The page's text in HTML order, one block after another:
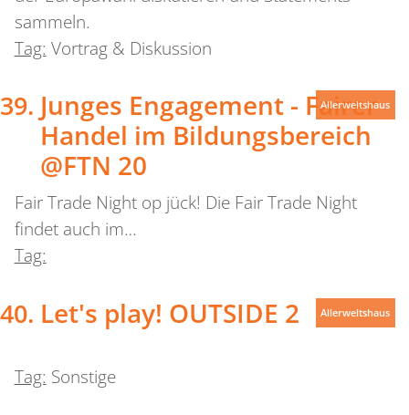
sammeln.
Tag: Vortrag & Diskussion
Junges Engagement - Fairer
Handel im Bildungsbereich
@FTN 20
Fair Trade Night op jück! Die Fair Trade Night
findet auch im…
Tag:
Allerweltshaus
Let's play! OUTSIDE 2
Tag: Sonstige
Allerweltshaus